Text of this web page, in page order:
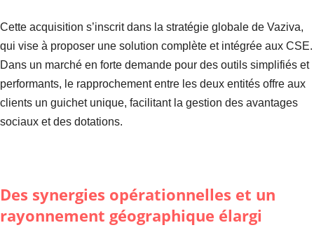
Cette acquisition s’inscrit dans la stratégie globale de Vaziva,
qui vise à proposer une solution complète et intégrée aux CSE.
Dans un marché en forte demande pour des outils simplifiés et
performants, le rapprochement entre les deux entités offre aux
clients un guichet unique, facilitant la gestion des avantages
sociaux et des dotations.
Des synergies opérationnelles et un
rayonnement géographique élargi